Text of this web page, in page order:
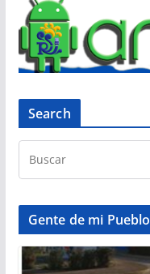
Search
Gente de mi Pueblo